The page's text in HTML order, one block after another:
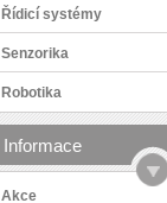
Řídicí systémy
Senzorika
Robotika
Informace
Akce